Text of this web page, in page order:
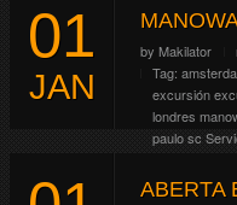
As bandas
(sábado), no
Continue
01
JAN
by Makilator
Tag:
excursión
londres
paulosc
Curitiba/PR
ABERTA